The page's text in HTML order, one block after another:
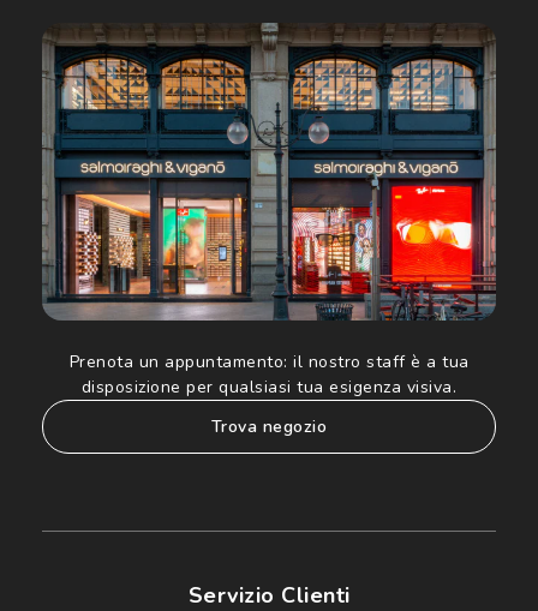
Cliccando su "Iscriviti", confermo di avere più di 16 anni e
acconsento all'utilizzo dei miei Dati Personali da parte di
Luxottica Group S.p.A. per l'invio di offerte speciali, novità
ed altre comunicazioni di carattere pubblicitario (consultare
Informativa sulla privacyper ulteriori informazioni).
Prenota un appuntamento: il nostro staff è a tua
disposizione per qualsiasi tua esigenza visiva.
trova negozio
Servizio Clienti